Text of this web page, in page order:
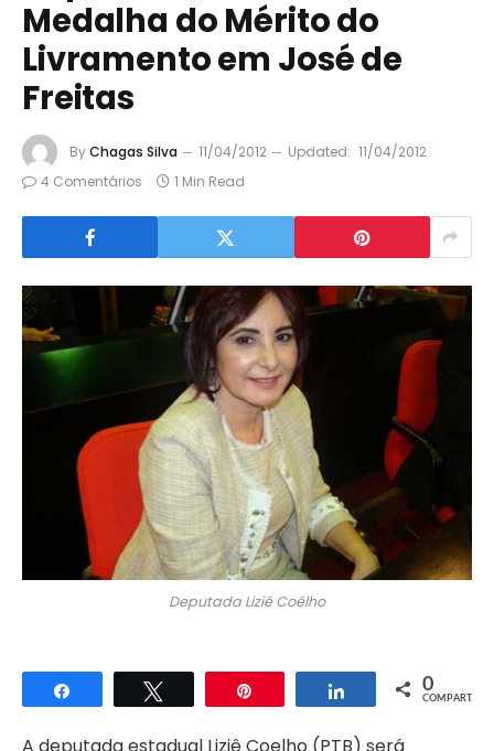
Medalha do Mérito do
Livramento em José de
Freitas
ByChagas Silva 11/04/2012 Updated: 11/04/2012
4 Comentários
1 Min Read
Deputada Liziê Coêlho
Compartilhar Compartilhar
0
COMPART.